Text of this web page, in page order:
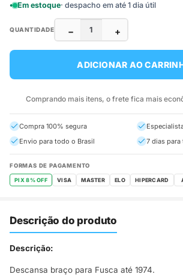
Em estoque· despacho em até 1 dia útil
QUANTIDADE − +
ADICIONAR AO
Comprando mais itens, o frete fica mais
Compra 100% segura
Envio para todo o Brasil
7 dias para
FORMAS DE PAGAMENTO
PIX 8% OFF VISA MASTER ELO HIPERCARD
Descrição do produto
Descrição:
Descansa braço para Fusca até 1974.